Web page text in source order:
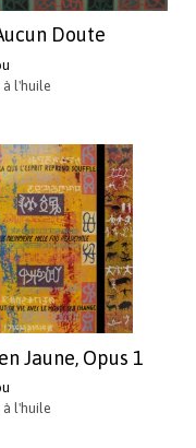
Doute
l'huile
Jaune, Opus 1
l'huile